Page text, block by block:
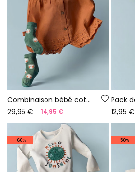
Combinaison bébé coton orange
29,95 €
14,95 €
12,95 €
-60% -50%